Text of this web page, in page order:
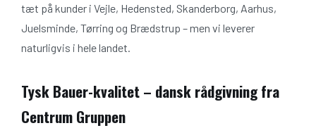
tæt på kunder i Vejle, Hedensted, Skanderborg, Aarhus,
Juelsminde, Tørring og Brædstrup – men vi leverer
naturligvis i hele landet.
Tysk Bauer-kvalitet – dansk rådgivning fra
Centrum Gruppen